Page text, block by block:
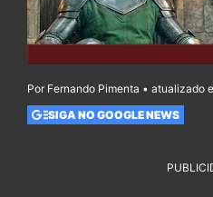
Por Fernando Pimenta • atualizado
SIGA NO GOOGLE NEWS